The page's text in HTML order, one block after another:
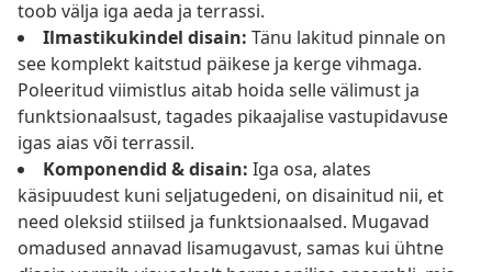
toob välja iga aeda ja terrassi.
Ilmastikukindel disain: Tänu lakitud pinnale on
see komplekt kaitstud päikese ja kerge vihmaga.
Poleeritud viimistlus aitab hoida selle välimust ja
funktsionaalsust, tagades pikaajalise vastupidavuse
igas aias või terrassil.
Komponendid & disain: Iga osa, alates
käsipuudest kuni seljatugedeni, on disainitud nii, et
need oleksid stiilsed ja funktsionaalsed. Mugavad
omadused annavad lisamugavust, samas kui ühtne